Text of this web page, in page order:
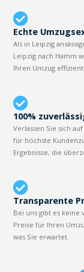
Echte
Als in Leipzig
Leipzig nach Hamm
Ihren Umzug
100%
Verlassen Sie sich
für höchste
Ergebnisse, die
Transparente
Bei uns gibt es
Preise für Ihren
was Sie erwartet.